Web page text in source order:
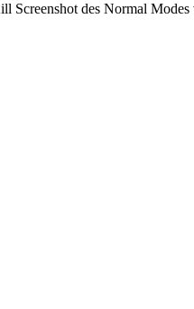
Screenshot des Normal Modes